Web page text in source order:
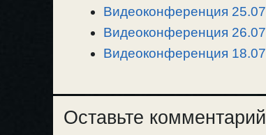
m
k
т
Видеоконференция
Видеоконференция
Видеоконференция
Оставьте комментарий